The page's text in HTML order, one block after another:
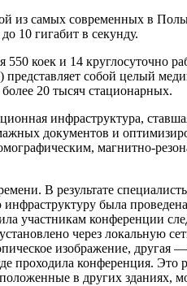
из самых современных в
10 гигабит в секунду.
и 14 круглосуточно
собой целый
20 тысяч стационарных.
инфраструктура,
документов и
магнитно-
В результате
была
участникам конференции
через локальную
изображение,
проходила конференция.
в других зданиях,